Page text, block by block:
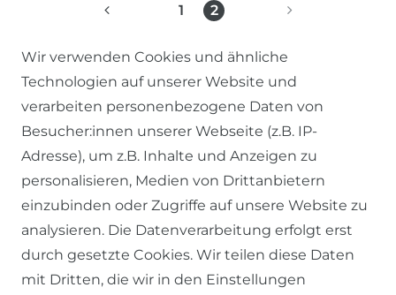
1 2
SERVICE
KONTAKT
Wir verwenden Cookies und ähnliche
Technologien auf unserer Website und
verarbeiten personenbezogene Daten von
Besucher:innen unserer Webseite (z.B. IP-
Adresse), um z.B. Inhalte und Anzeigen zu
personalisieren, Medien von Drittanbietern
einzubinden oder Zugriffe auf unsere Website zu
analysieren. Die Datenverarbeitung erfolgt erst
durch gesetzte Cookies. Wir teilen diese Daten
mit Dritten, die wir in den Einstellungen